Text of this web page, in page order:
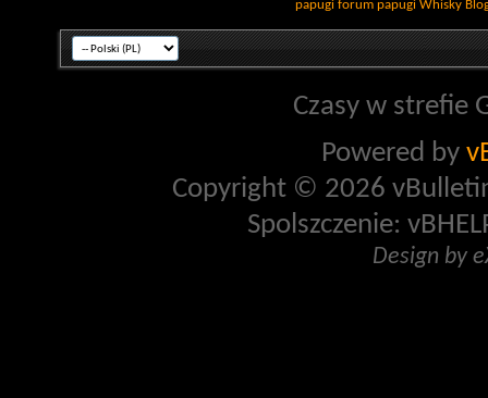
papugi forum papugi Whisky
Czasy w strefie
Powered by
Copyright © 2026
Spolszczenie:
Design by